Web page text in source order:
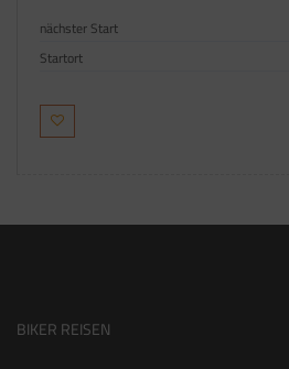
nächster Start
Startort
BIKER REISEN